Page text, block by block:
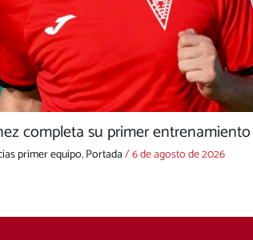
completa su primer
primer equipo,Portada/6 de agosto de 2026